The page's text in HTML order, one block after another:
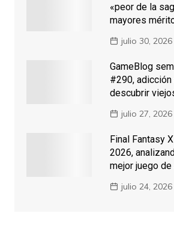
«peor de la
mayores
julio 30, 2026
GameBlog
#290, adicción
descubrir
julio 27, 2026
Final Fantasy
2026,
mejor juego
julio 24, 2026